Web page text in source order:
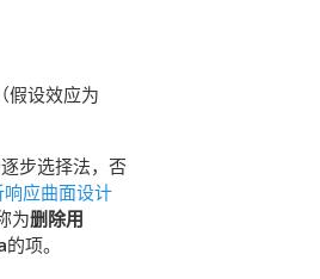
假设效应为
步选择法，否
响应曲面设计
为删除用
的项。